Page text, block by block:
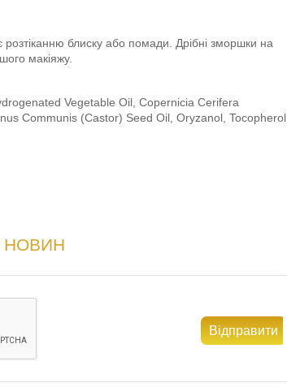
розтіканню блиску або помади. Дрібні зморшки на
макіяжу.
Vegetable Oil, Copernicia Cerifera
Communis (Castor) Seed Oil, Oryzanol, Tocopherol,
НОВИН